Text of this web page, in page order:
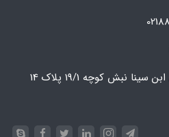
تهران، یوسف اباد خیابان ابن سینا نبش کوچه 19/1 پلاک 14